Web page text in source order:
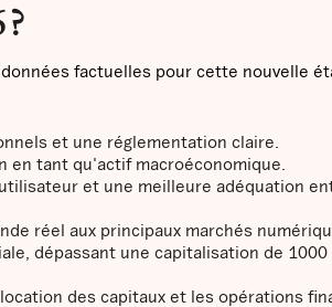
factuelles pour cette nouvelle
et une réglementation claire.
tant qu'actif macroéconomique.
et une meilleure adéquation
réel aux principaux marchés
dépassant une capitalisation de 1000
des capitaux et les opérations